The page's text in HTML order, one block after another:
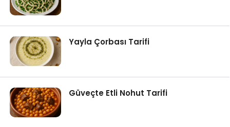
Yayla Çorbası Tarifi
Güveçte Etli Nohut Tarifi